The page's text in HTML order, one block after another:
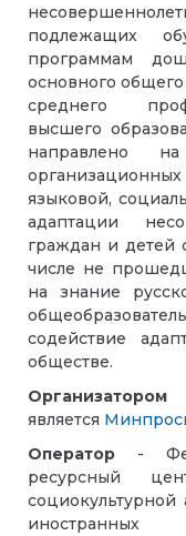
подлежащих
программам
основного
среднего
высшего
направлено
языковой,
адаптации
граждан и детей
числе не
на знание
содействие
обществе.
Организатором
является
Оператор -
ресурсный